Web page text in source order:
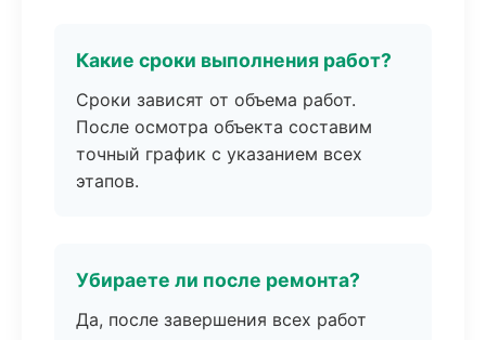
Какие сроки выполнения работ?
Сроки зависят от объема работ.
После осмотра объекта составим
точный график с указанием всех
этапов.
Убираете ли после ремонта?
Да, после завершения всех работ